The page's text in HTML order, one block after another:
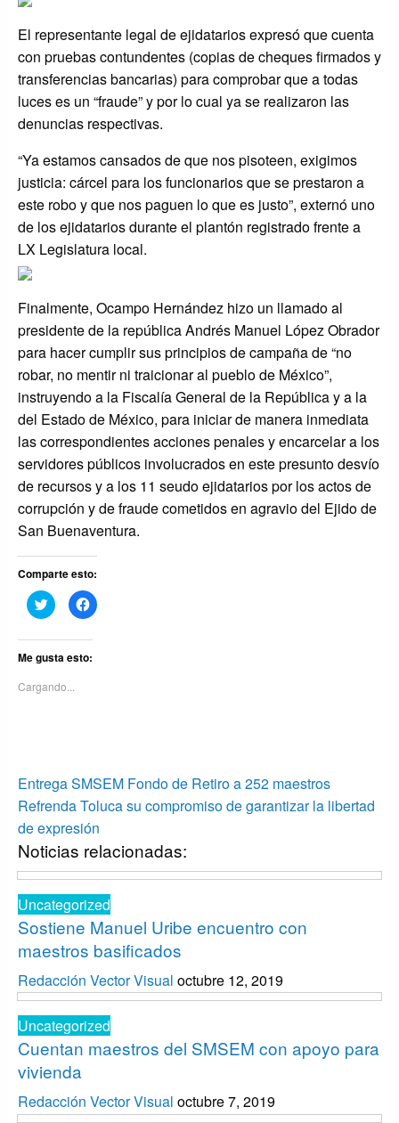
El representante legal de ejidatarios expresó que cuenta
con pruebas contundentes (copias de cheques firmados y
transferencias bancarias) para comprobar que a todas
luces es un “fraude” y por lo cual ya se realizaron las
denuncias respectivas.
“Ya estamos cansados de que nos pisoteen, exigimos
justicia: cárcel para los funcionarios que se prestaron a
este robo y que nos paguen lo que es justo”, externó uno
de los ejidatarios durante el plantón registrado frente a
LX Legislatura local.
Finalmente, Ocampo Hernández hizo un llamado al
presidente de la república Andrés Manuel López Obrador
para hacer cumplir sus principios de campaña de “no
robar, no mentir ni traicionar al pueblo de México”,
instruyendo a la Fiscalía General de la República y a la
del Estado de México, para iniciar de manera inmediata
las correspondientes acciones penales y encarcelar a los
servidores públicos involucrados en este presunto desvío
de recursos y a los 11 seudo ejidatarios por los actos de
corrupción y de fraude cometidos en agravio del Ejido de
San Buenaventura.
Comparte esto:
Haz
clic
en
Twitter
(Se
en
Haz
clic
en
Facebook
(Se
Me gusta esto:
Cargando...
Navegación
de
entradas
Entrada
anterior
Entrega SMSEM Fondo de Retiro a 252 maestros
Entrada
siguiente
Refrenda Toluca su compromiso de garantizar la libertad
de expresión
Noticias relacionadas:
Uncategorized
Sostiene Manuel Uribe encuentro con
maestros basificados
Redacción Vector Visual octubre 12, 2019
Uncategorized
Cuentan maestros del SMSEM con apoyo para
vivienda
Redacción Vector Visual octubre 7, 2019